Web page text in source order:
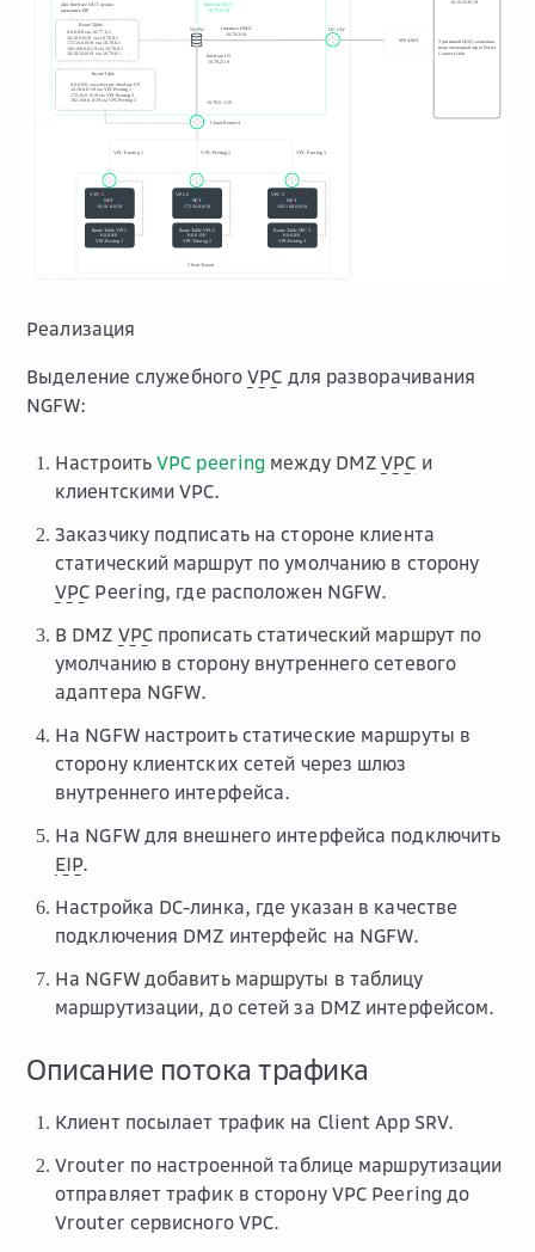
Реализация
Выделение служебногоVPC для разворачивания
NGFW:
Настроить VPC peering между DMZVPC и
клиентскими VPC.
Заказчику подписать на стороне клиента
статический маршрут по умолчанию в сторону
VPC Peering, где расположен NGFW.
В DMZ VPCпрописать статический маршрут по
умолчанию в сторону внутреннего сетевого
адаптера NGFW.
На NGFW настроить статические маршруты в
сторону клиентских сетей через шлюз
внутреннего интерфейса.
На NGFW для внешнего интерфейса подключить
EIP.
Настройка DC-линка, где указан в качестве
подключения DMZ интерфейс на NGFW.
На NGFW добавить маршруты в таблицу
маршрутизации, до сетей за DMZ интерфейсом.
Описание потока трафика
Клиент посылает трафик на Client App SRV.
Vrouter по настроенной таблице маршрутизации
отправляет трафик в сторону VPC Peering до
Vrouter сервисного VPC.